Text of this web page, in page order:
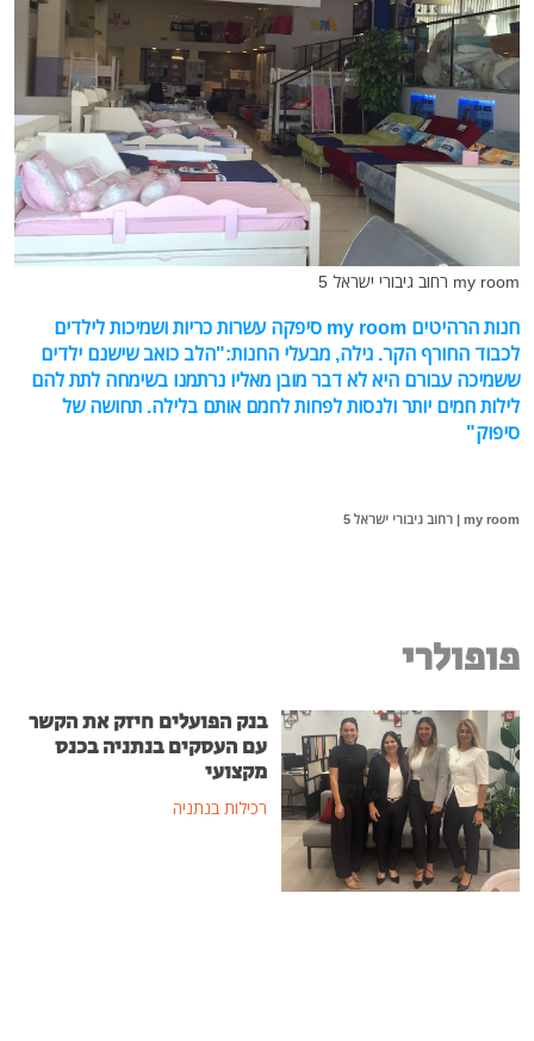
my room רחוב גיבורי ישראל 5
חנות הרהיטים my room סיפקה עשרות כריות ושמיכות לילדים
לכבוד החורף הקר. גילה, מבעלי החנות:"הלב כואב שישנם ילדים
ששמיכה עבורם היא לא דבר מובן מאליו נרתמנו בשימחה לתת להם
לילות חמים יותר ולנסות לפחות לחמם אותם בלילה. תחושה של
סיפוק"
my room | רחוב גיבורי ישראל 5
פופולרי
בנק הפועלים חיזק את הקשר
עם העסקים בנתניה בכנס
מקצועי
רכילות בנתניה